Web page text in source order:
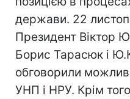
держави. 22
Президент Віктор
Борис Тарасюк і
обговорили
УНП і НРУ. Крім